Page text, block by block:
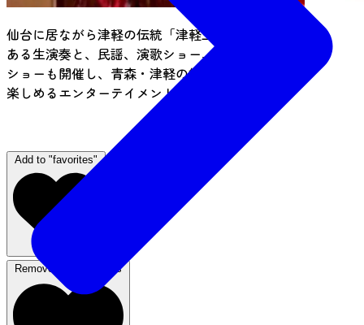
仙台に居ながら津軽の伝統「津軽三味線」の迫力
ある生演奏と、民謡、演歌ショー、モノマネ歌謡
ショーも開催し、青森・津軽の郷土料理と地酒を
楽しめるエンターテイメント居酒屋です。
Add to "favorites"
Remove from favorites